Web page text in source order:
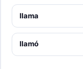
llama
llamó